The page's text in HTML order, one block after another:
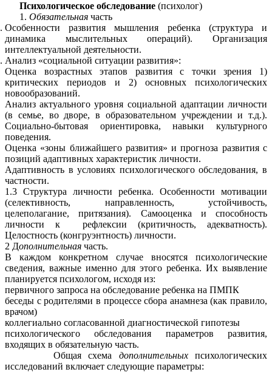
Психологическое обследование (психолог)
1. Обязательная часть
Особенности развития мышления ребенка (структура и
динамика мыслительных операций). Организация
интеллектуальной деятельности.
Анализ «социальной ситуации развития»:
Оценка возрастных этапов развития с точки зрения 1)
критических периодов и 2) основных психологических
новообразований.
Анализ актуального уровня социальной адаптации личности
(в семье, во дворе, в образовательном учреждении и т.д.).
Социально-бытовая ориентировка, навыки культурного
поведения.
Оценка «зоны ближайшего развития» и прогноза развития с
позиций адаптивных характеристик личности.
Адаптивность в условиях психологического обследования, в
частности.
1.3 Структура личности ребенка. Особенности мотивации
(селективность, направленность, устойчивость,
целеполагание, притязания). Самооценка и способность
личности к рефлексии (критичность, адекватность).
Целостность (конгруэнтность) личности.
2 Дополнительная часть.
В каждом конкретном случае вносятся психологические
сведения, важные именно для этого ребенка. Их выявление
планируется психологом, исходя из:
первичного запроса на обследование ребенка на ПМПК
беседы с родителями в процессе сбора анамнеза (как правило,
врачом)
коллегиально согласованной диагностической гипотезы
психологического обследования параметров развития,
входящих в обязательную часть.
Общая схема дополнительныхпсихологических
исследований включает следующие параметры: